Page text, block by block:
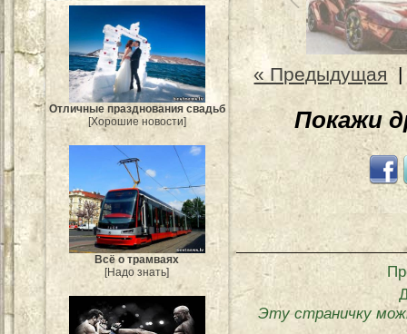
Отличные празднования свадьб
[Хорошие новости]
Всё о трамваях
[Надо знать]
« Предыдущая
Покажи
Эту страничку